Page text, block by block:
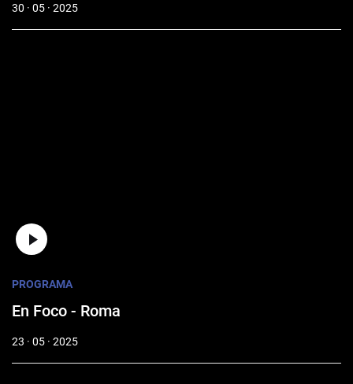
30 · 05 · 2025
PROGRAMA
En Foco - Roma
23 · 05 · 2025